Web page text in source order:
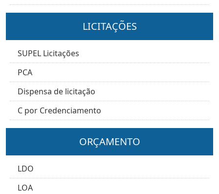
LICITAÇÕES
SUPEL Licitações
PCA
Dispensa de licitação
C por Credenciamento
ORÇAMENTO
LDO
LOA